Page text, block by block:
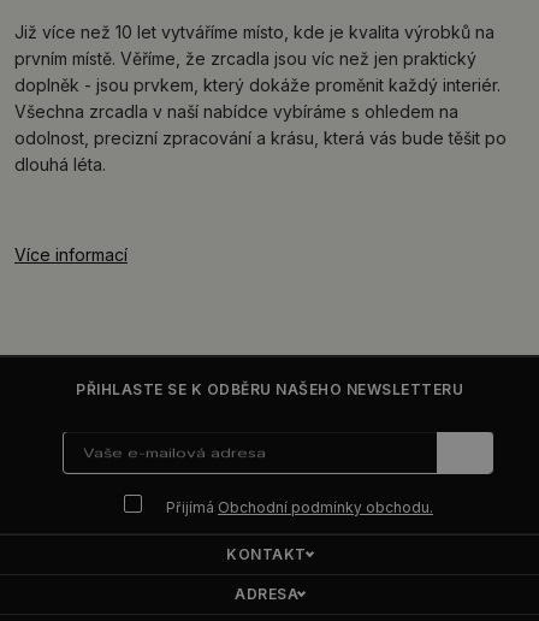
Již více než 10 let vytváříme místo, kde je kvalita výrobků na
prvním místě. Věříme, že zrcadla jsou víc než jen praktický
doplněk - jsou prvkem, který dokáže proměnit každý interiér.
Všechna zrcadla v naší nabídce vybíráme s ohledem na
odolnost, precizní zpracování a krásu, která vás bude těšit po
dlouhá léta.
Více informací
PŘIHLASTE SE K ODBĚRU NAŠEHO NEWSLETTERU
Přijímá Obchodní podmínky obchodu.
KONTAKT
ADRESA